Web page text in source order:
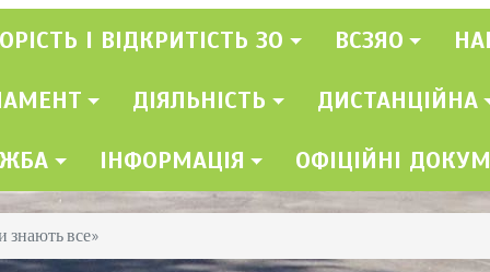
І ВІДКРИТІСТЬ ЗО ВСЗЯО
ДІЯЛЬНІСТЬ ДИСТАНЦІЙНА
ІНФОРМАЦІЯ ОФІЦІЙНІ
знають все»